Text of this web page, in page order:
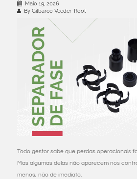
Maio 19, 2026
By Gilbarco Veeder-Root
Todo gestor sabe que perdas operacionais
Mas algumas delas não aparecem nos
menos, não de imediato.